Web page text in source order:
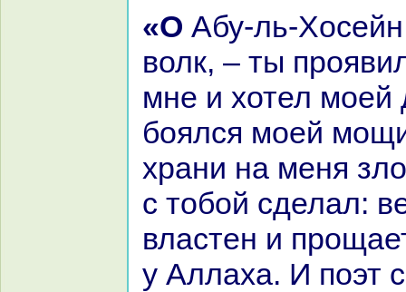
«О Абу-ль-Хосейн, – сказал
волк, – ты
мне и хотел
боялся моей
хpaни нa меня
с тобой сделал:
властен и
у Аллаха. И поэт